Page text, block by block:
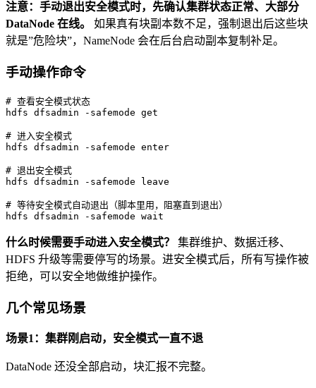
注意：手动退出安全模式时，先确认集群状态正常、大部分
DataNode 在线。
如果真有块副本数不足，强制退出后这些块
就是”危险块”，NameNode 会在后台启动副本复制补足。
手动操作命令
# 查看安全模式状态
# 进入安全模式
# 退出安全模式
# 等待安全模式自动退出（脚本里用，阻塞直到退出）
hdfs dfsadmin -safemode wait
什么时候需要手动进入安全模式？
集群维护、数据迁移、
HDFS 升级等需要停写的场景。进安全模式后，所有写操作被
拒绝，可以安全地做维护操作。
几个常见场景
场景1：集群刚启动，安全模式一直不退
DataNode 还没全部启动，块汇报不完整。